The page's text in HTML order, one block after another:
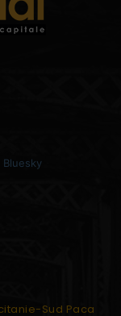
Bluesky
Sud Paca